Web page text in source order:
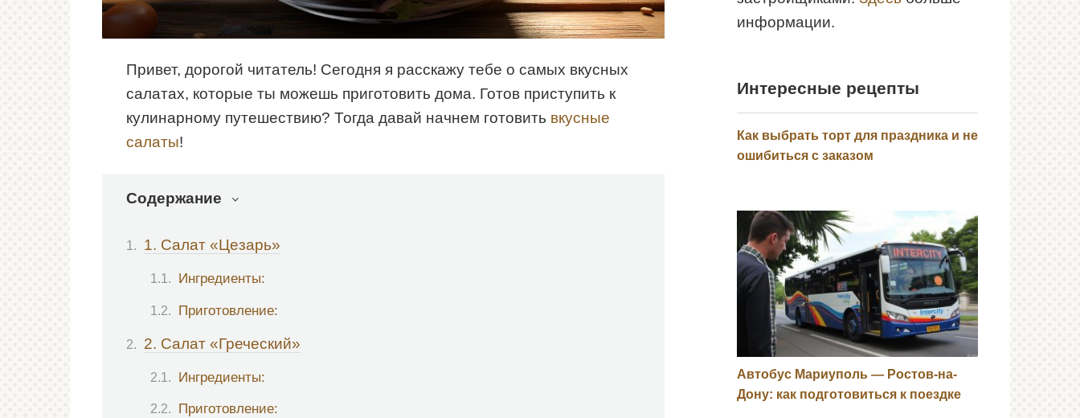
Привет, дорогой читатель! Сегодня я расскажу тебе о самых вкусных
салатах, которые ты можешь приготовить дома. Готов приступить к
кулинарному путешествию? Тогда давай начнем готовить вкусные
салаты!
Содержание
1. Салат «Цезарь»
Ингредиенты:
Приготовление:
2. Салат «Греческий»
Ингредиенты:
Приготовление:
информации.
Интересные рецепты
Как выбрать торт для праздника и не
ошибиться с заказом
Автобус Мариуполь — Ростов-на-
Дону: как подготовиться к поездке